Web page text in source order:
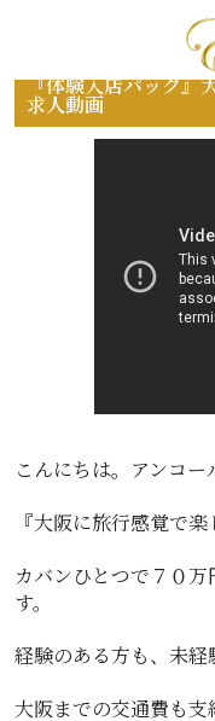
『体験入店パック』
求人動画
こんにちは。アンコー
『大阪に旅行感覚で
カバンひとつで７０
す。
経験のある方も、未経
大阪までの交通費も支